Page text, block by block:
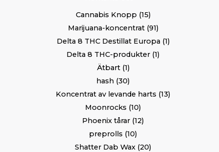
Cannabis Knopp 15
Marijuana-koncentrat 91
Delta 8 THC Destillat Europa 1
Delta 8 THC-produkter 1
Ätbart 1
hash 30
Koncentrat av levande harts 13
Moonrocks 10
Phoenix tårar 12
preprolls 10
Shatter Dab Wax 20